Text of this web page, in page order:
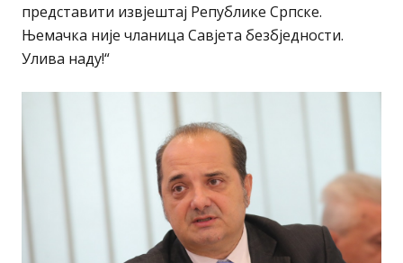
представити извјештај Републике Српске.
Њемачка није чланица Савјета безбједности.
Улива наду!“